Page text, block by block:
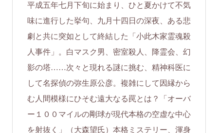
平成五年七月下旬に始まり、ひと夏かけて不気
味に進行した挙句、九月十四日の深夜、ある悲
劇と共に突如として終結した「小此木家霊魂殺
人事件」。白マスク男、密室殺人、降霊会、幻
影の塔……次々と現れる謎に挑む、精神科医に
して名探偵の弥生原公彦。複雑にして因縁から
む人間模様にひそむ遠大なる罠とは？「オーバ
ー１００マイルの剛球が現代本格の空虚な中心
を射抜く」（大森望氏）本格ミステリー、渾身